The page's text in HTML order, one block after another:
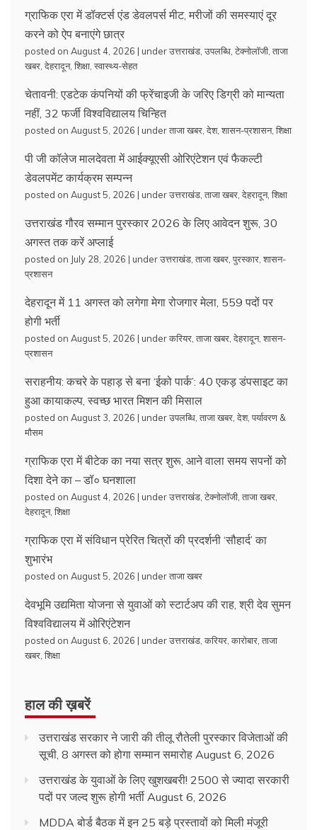
ग्राफिक एरा में डॉक्टर्स एंड डेवलपर्स मीट, मरीजों की समस्याएं दूर
करने को ऐप बनाएंगे छात्र
posted on August 4, 2026 | underउत्तराखंड उपलब्धि टेक्नोलॉजी ताजा
खबर देहरादून, शिक्षा स्वास्थ्य-सेहत
चेतावनी: एडटेक कंपनियों की फ्रेंचाइजी के जरिए डिग्री को मान्यता
नहीं, 32 फर्जी विश्वविद्यालय चिन्हित
posted on August 5, 2026 | underताजा खबर देश, शासन-प्रशासन, शिक्षा
पी जी कॉलेज मालदेवता में आईक्यूएसी ओरिएंटेशन एवं फैकल्टी
डेवलपमेंट कार्यक्रम सम्पन्न
posted on August 5, 2026 | underउत्तराखंड ताजा खबर देहरादून, शिक्षा
उत्तराखंड गौरव सम्मान पुरस्कार 2026 के लिए आवेदन शुरू, 30
अगस्त तक करें अप्लाई
posted on July 28, 2026 | underउत्तराखंड ताजा खबर पुरस्कार शासन-
प्रशासन
देहरादून में 11 अगस्त को लगेगा मेगा रोजगार मेला, 559 पदों पर
होगी भर्ती
posted on August 5, 2026 | underकरियर ताजा खबर देहरादून, शासन-
प्रशासन
सराहनीय: कचरे के पहाड़ से बना ‘ईको पार्क’: 40 एकड़ डंपसाइट का
हुआ कायाकल्प, स्वच्छ भारत मिशन की मिसाल
posted on August 3, 2026 | underउपलब्धि ताजा खबर देश, पर्यावरण &
मौसम
ग्राफिक एरा में बीटेक का नया सत्र शुरू, आने वाला समय सपनों को
दिशा देने का – डॉ० घनशाला
posted on August 4, 2026 | underउत्तराखंड टेक्नोलॉजी ताजा खबर
देहरादून, शिक्षा
ग्राफिक एरा में संविधान प्रेरित चित्रों की प्रदर्शनी ‘सौहार्द’ का
शुभारंभ
posted on August 5, 2026 | underताजा खबर
देवभूमि उद्यमिता योजना से युवाओं को स्टार्टअप की राह, श्री देव सुमन
विश्वविद्यालय में ओरिएंटेशन
posted on August 6, 2026 | underउत्तराखंड करियर कारोबार ताजा
खबर शिक्षा
हाल की ख़बरें
उत्तराखंड सरकार ने जारी की तीलू रौतेली पुरस्कार विजेताओं की
सूची, 8 अगस्त को होगा सम्मान समारोह August 6, 2026
उत्तराखंड के युवाओं के लिए खुशखबरी! 2500 से ज्यादा सरकारी
पदों पर जल्द शुरू होगी भर्ती August 6, 2026
MDDA बोर्ड बैठक में इन 25 बड़े प्रस्तावों को मिली मंजूरी